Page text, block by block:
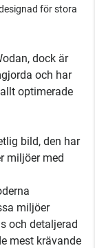
för stora
dock är
och har
optimerade
bild, den har
miljöer med
miljöer
och detaljerad
mest krävande